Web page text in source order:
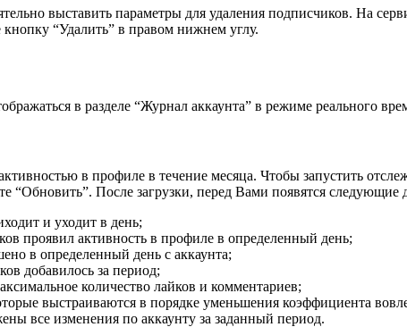
выставить параметры для удаления подписчиков. На
“Удалить” в правом нижнем углу.
в разделе “Журнал аккаунта” в режиме реального
в профиле в течение месяца. Чтобы запустить
“Обновить”. После загрузки, перед Вами появятся следующие
и уходит в день;
проявил активность в профиле в определенный день;
в определенный день с аккаунта;
добавилось за период;
количество лайков и комментариев;
выстраиваются в порядке уменьшения коэффициента
все изменения по аккаунту за заданный период.